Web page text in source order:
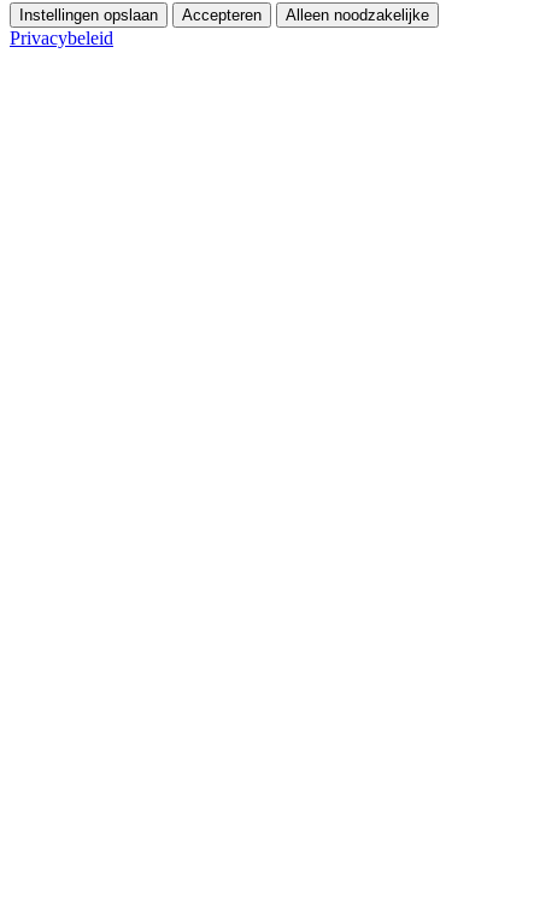
Instellingen opslaan Accepteren Alleen noodzakelijke
Privacybeleid